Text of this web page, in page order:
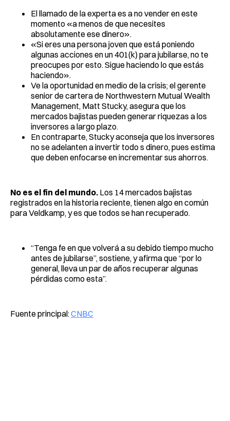
El llamado de la experta es a no vender en este
momento «a menos de que necesites
absolutamente ese dinero».
«Si eres una persona joven que está poniendo
algunas acciones en un 401(k) para jubilarse, no te
preocupes por esto. Sigue haciendo lo que estás
haciendo».
Ve la oportunidad en medio de la crisis; el gerente
senior de cartera de Northwestern Mutual Wealth
Management, Matt Stucky, asegura que los
mercados bajistas pueden generar riquezas a los
inversores a largo plazo.
En contraparte, Stucky aconseja que los inversores
no se adelanten a invertir todo s dinero, pues estima
que deben enfocarse en incrementar sus ahorros.
No es el fin del mundo. Los 14 mercados bajistas
registrados en la historia reciente, tienen algo en común
para Veldkamp, y es que todos se han recuperado.
“Tenga fe en que volverá a su debido tiempo mucho
antes de jubilarse”, sostiene, y afirma que “por lo
general, lleva un par de años recuperar algunas
pérdidas como esta”.
Fuente principal:CNBC